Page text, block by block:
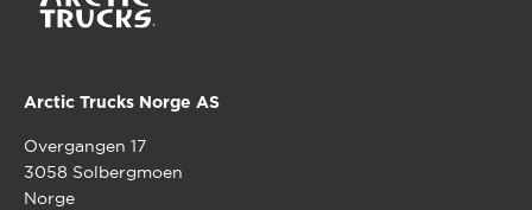
Arctic Trucks Norge AS
Overgangen 17
3058 Solbergmoen
Norge